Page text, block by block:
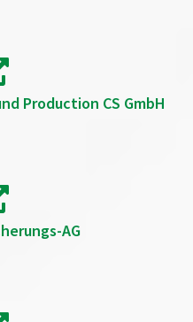
Production CS GmbH
AG